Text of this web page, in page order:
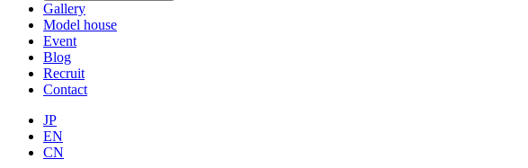
Gallery
Model house
Event
Blog
Recruit
Contact
JP
EN
CN